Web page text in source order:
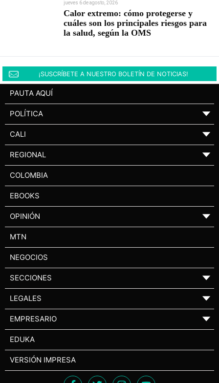
jueves 6 de agosto, 2026
Calor extremo: cómo protegerse y
cuáles son los principales riesgos para
la salud, según la OMS
¡SUSCRÍBETE A NUESTRO BOLETÍN DE NOTICIAS!
PAUTA AQUÍ
POLÍTICA ▼
CALI ▼
REGIONAL ▼
COLOMBIA
EBOOKS
OPINIÓN ▼
MTN
NEGOCIOS
SECCIONES ▼
LEGALES ▼
EMPRESARIO ▼
EDUKA
VERSIÓN IMPRESA